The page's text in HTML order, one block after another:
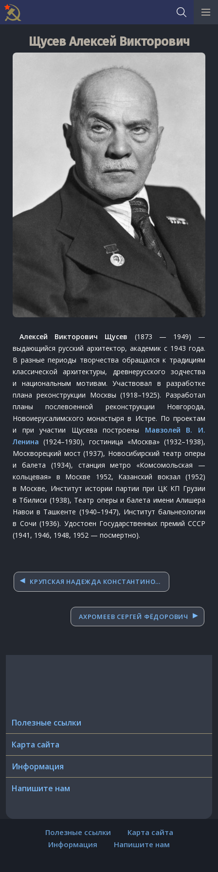
content
Щусев Алексей Викторович
Алексей Викторович Щусев (1873 — 1949) —
выдающийся русский архитектор, академик с 1943 года.
В разные периоды творчества обращался к традициям
классической архитектуры, древнерусского зодчества
и национальным мотивам. Участвовал в разработке
плана реконструкции Москвы (1918–1925). Разработал
планы послевоенной реконструкции Новгорода,
Новоиерусалимского монастыря в Истре. По проектам
и при участии Щусева построены Мавзолей В. И.
Ленина (1924–1930), гостиница «Москва» (1932–1938),
Москворецкий мост (1937), Новосибирский театр оперы
и балета (1934), станция метро «Комсомольская —
кольцевая» в Москве 1952, Казанский вокзал (1952)
в Москве, Институт истории партии при ЦК КП Грузии
в Тбилиси (1938), Театр оперы и балета имени Алишера
Навои в Ташкенте (1940–1947), Институт бальнеологии
в Сочи (1936). Удостоен Государственных премий СССР
(1941, 1946, 1948, 1952 — посмертно).
Навигация
по
КРУПСКАЯ НАДЕЖДА КОНСТАНТИНОВНА
АХРОМЕЕВ СЕРГЕЙ ФЁДОРОВИЧ
Полезные ссылки
Карта сайта
Информация
Напишите нам
Полезные ссылки
Карта сайта
Информация
Напишите нам